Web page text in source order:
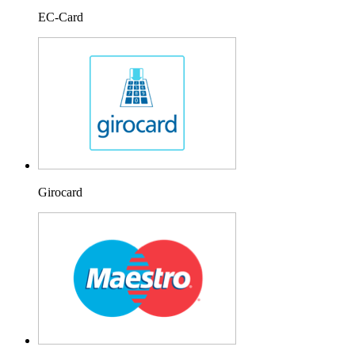
EC-Card
Girocard